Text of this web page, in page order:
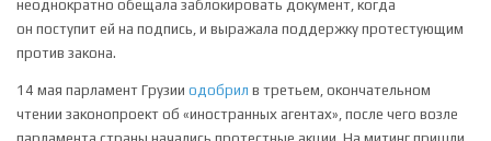
неоднократно обещала заблокировать документ, когда
он поступит ей на подпись, и выражала поддержку протестующим
против закона.
14 мая парламент Грузии одобрил в третьем, окончательном
чтении законопроект об «иностранных агентах», после чего возле